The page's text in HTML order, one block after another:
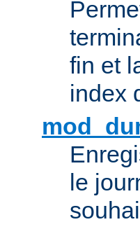
fin et
index
le